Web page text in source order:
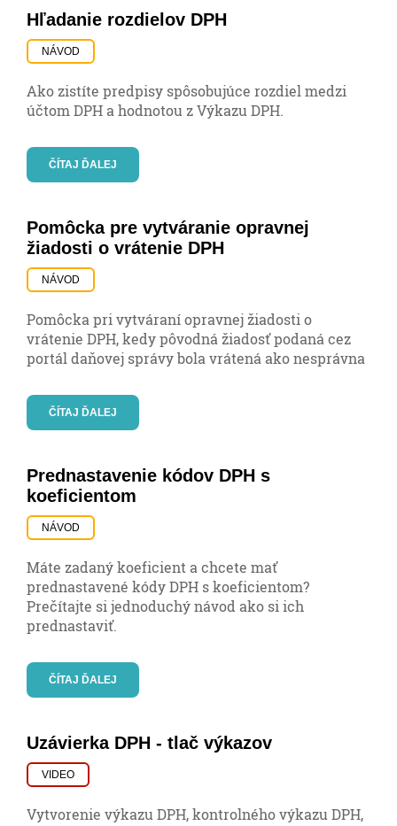
Hľadanie rozdielov DPH
NÁVOD
Ako zistíte predpisy spôsobujúce rozdiel medzi
účtom DPH a hodnotou z Výkazu DPH.
ČÍTAJ ĎALEJ
Pomôcka pre vytváranie opravnej
žiadosti o vrátenie DPH
NÁVOD
Pomôcka pri vytváraní opravnej žiadosti o
vrátenie DPH, kedy pôvodná žiadosť podaná cez
portál daňovej správy bola vrátená ako nesprávna
ČÍTAJ ĎALEJ
Prednastavenie kódov DPH s
koeficientom
NÁVOD
Máte zadaný koeficient a chcete mať
prednastavené kódy DPH s koeficientom?
Prečítajte si jednoduchý návod ako si ich
prednastaviť.
ČÍTAJ ĎALEJ
Uzávierka DPH - tlač výkazov
VIDEO
Vytvorenie výkazu DPH, kontrolného výkazu DPH,